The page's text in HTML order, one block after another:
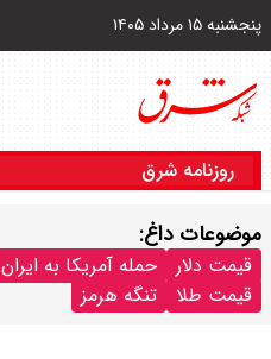
پنجشنبه ۱۵ مرداد ۱۴۰۵
روزنامه شرق
موضوعات داغ:
قیمت دلار حمله آمریکا به ایران
قیمت طلا
تنگه هرمز